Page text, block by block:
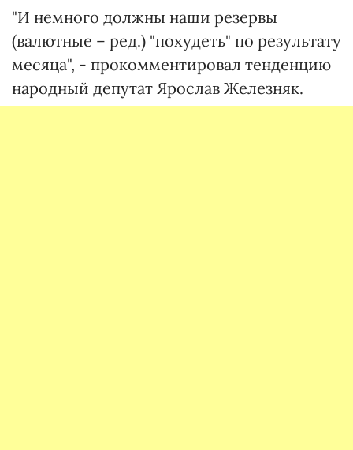
"И немного должны наши резервы
(валютные – ред.) "похудеть" по результату
месяца", - прокомментировал тенденцию
народный депутат Ярослав Железняк.